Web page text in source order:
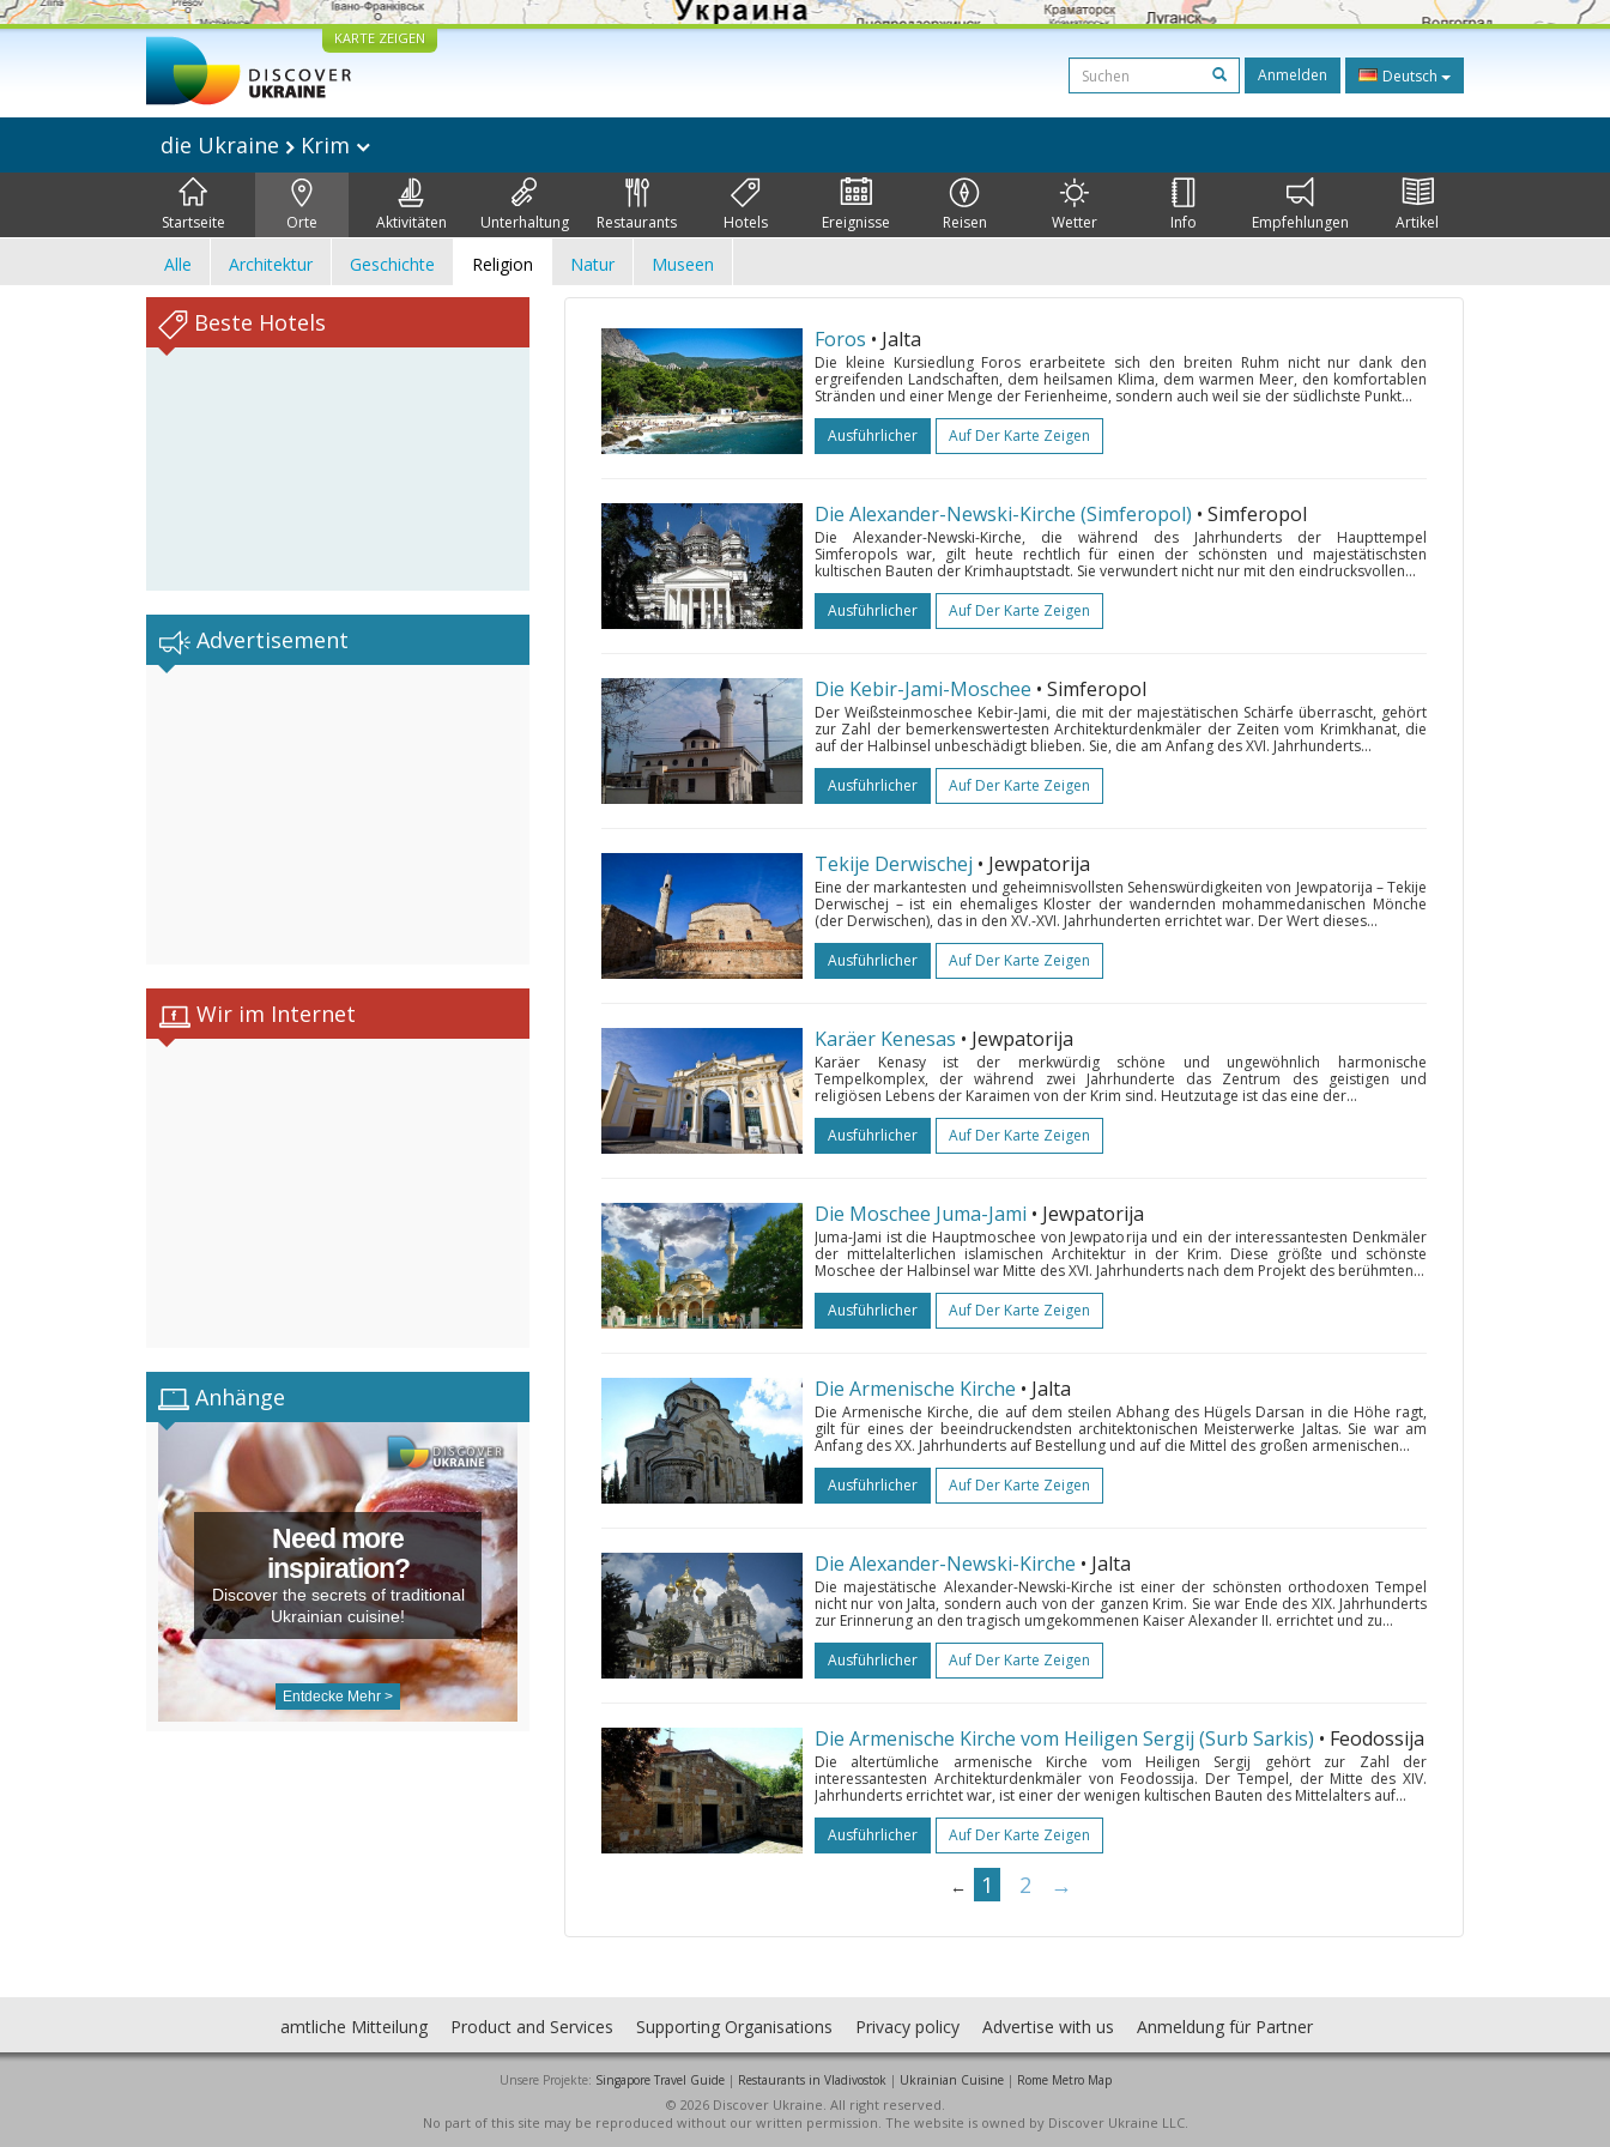
KARTE ZEIGEN
Anmelden Deutsch
die Ukraine Krim
Startseite Orte Aktivitäten Unterhaltung Restaurants Hotels Ereignisse Reisen Wetter Info Empfehlungen Artikel
Alle Architektur Geschichte Religion Natur Museen
Beste Hotels
Advertisement
Wir im Internet
Anhänge
Need more
inspiration?
Discover the secrets of traditional
Ukrainian cuisine!
Entdecke Mehr >
Foros • Jalta
Die kleine Kursiedlung Foros erarbeitete sich den breiten Ruhm nicht nur dank den
ergreifenden Landschaften, dem heilsamen Klima, dem warmen Meer, den komfortablen
Stränden und einer Menge der Ferienheime, sondern auch weil sie der südlichste Punkt...
Ausführlicher
Auf Der Karte Zeigen
Die Alexander-Newski-Kirche (Simferopol) • Simferopol
Die Alexander-Newski-Kirche, die während des Jahrhunderts der Haupttempel
Simferopols war, gilt heute rechtlich für einen der schönsten und majestätischsten
kultischen Bauten der Krimhauptstadt. Sie verwundert nicht nur mit den eindrucksvollen...
Ausführlicher
Auf Der Karte Zeigen
Die Kebir-Jami-Moschee • Simferopol
Der Weißsteinmoschee Kebir-Jami, die mit der majestätischen Schärfe überrascht, gehört
zur Zahl der bemerkenswertesten Architekturdenkmäler der Zeiten vom Krimkhanat, die
auf der Halbinsel unbeschädigt blieben. Sie, die am Anfang des XVI. Jahrhunderts...
Ausführlicher
Auf Der Karte Zeigen
Tekije Derwischej • Jewpatorija
Eine der markantesten und geheimnisvollsten Sehenswürdigkeiten von Jewpatorija – Tekije
Derwischej – ist ein ehemaliges Kloster der wandernden mohammedanischen Mönche
(der Derwischen), das in den XV.-XVI. Jahrhunderten errichtet war. Der Wert dieses...
Ausführlicher
Auf Der Karte Zeigen
Karäer Kenesas • Jewpatorija
Karäer Kenasy ist der merkwürdig schöne und ungewöhnlich harmonische
Tempelkomplex, der während zwei Jahrhunderte das Zentrum des geistigen und
religiösen Lebens der Karaimen von der Krim sind. Heutzutage ist das eine der...
Ausführlicher
Auf Der Karte Zeigen
Die Moschee Juma-Jami • Jewpatorija
Juma-Jami ist die Hauptmoschee von Jewpatorija und ein der interessantesten Denkmäler
der mittelalterlichen islamischen Architektur in der Krim. Diese größte und schönste
Moschee der Halbinsel war Mitte des XVI. Jahrhunderts nach dem Projekt des berühmten...
Ausführlicher
Auf Der Karte Zeigen
Die Armenische Kirche • Jalta
Die Armenische Kirche, die auf dem steilen Abhang des Hügels Darsan in die Höhe ragt,
gilt für eines der beeindruckendsten architektonischen Meisterwerke Jaltas. Sie war am
Anfang des XX. Jahrhunderts auf Bestellung und auf die Mittel des großen armenischen...
Ausführlicher
Auf Der Karte Zeigen
Die Alexander-Newski-Kirche • Jalta
Die majestätische Alexander-Newski-Kirche ist einer der schönsten orthodoxen Tempel
nicht nur von Jalta, sondern auch von der ganzen Krim. Sie war Ende des XIX. Jahrhunderts
zur Erinnerung an den tragisch umgekommenen Kaiser Alexander II. errichtet und zu...
Ausführlicher
Auf Der Karte Zeigen
Die Armenische Kirche vom Heiligen Sergij (Surb Sarkis) • Feodossija
Die altertümliche armenische Kirche vom Heiligen Sergij gehört zur Zahl der
interessantesten Architekturdenkmäler von Feodossija. Der Tempel, der Mitte des XIV.
Jahrhunderts errichtet war, ist einer der wenigen kultischen Bauten des Mittelalters auf...
Ausführlicher
Auf Der Karte Zeigen
← 1 2 →
amtliche Mitteilung Product and Services Supporting Organisations Privacy policy Advertise with us Anmeldung für Partner
Unsere Projekte: Singapore Travel Guide| Restaurants in Vladivostok | Ukrainian Cuisine| Rome Metro Map
© 2026 Discover Ukraine. All right reserved.
No part of this site may be reproduced without our written permission. The website is owned by Discover Ukraine LLC.